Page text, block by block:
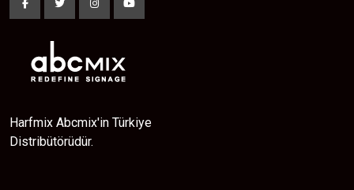
Harfmix Abcmix'in Türkiye
Distribütörüdür.